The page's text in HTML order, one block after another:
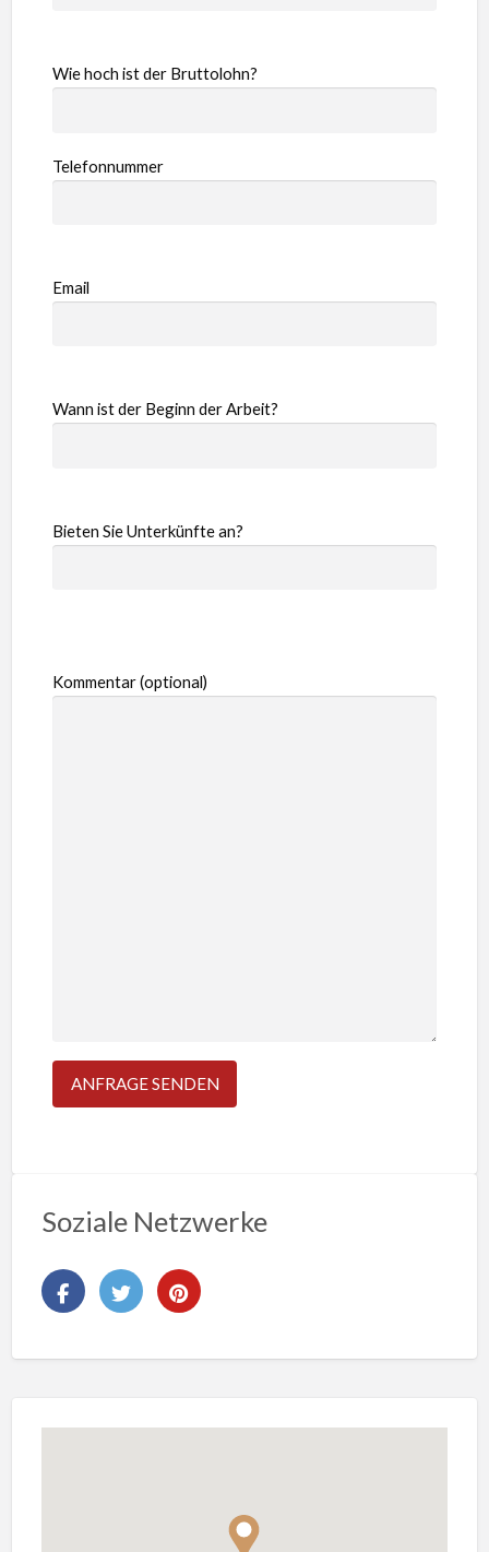
Wie hoch ist der Bruttolohn?
Telefonnummer
Email
Wann ist der Beginn der Arbeit?
Bieten Sie Unterkünfte an?
Kommentar (optional)
Soziale Netzwerke